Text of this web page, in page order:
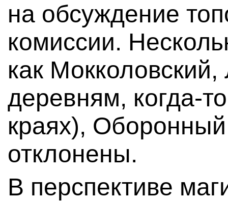
на обсуждение
комиссии.
как
деревням, когда-
краях),
отклонены.
В перспективе